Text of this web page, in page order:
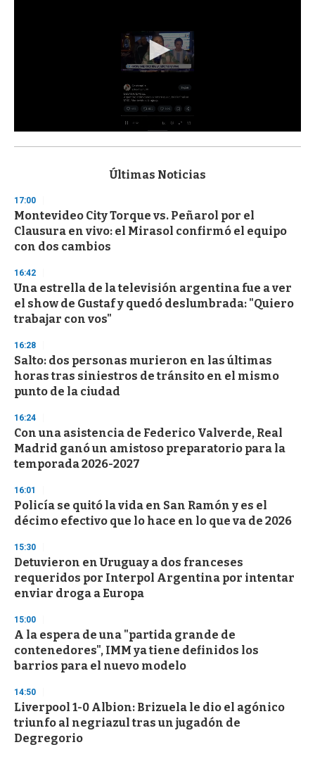
s
d
s
o
f
3
s
e
c
o
n
Últimas Noticias
17:00
Montevideo City Torque vs. Peñarol por el
Clausura en vivo: el Mirasol confirmó el equipo
con dos cambios
16:42
Una estrella de la televisión argentina fue a ver
el show de Gustaf y quedó deslumbrada: "Quiero
trabajar con vos"
16:28
Salto: dos personas murieron en las últimas
horas tras siniestros de tránsito en el mismo
punto de la ciudad
16:24
Con una asistencia de Federico Valverde, Real
Madrid ganó un amistoso preparatorio para la
temporada 2026-2027
16:01
Policía se quitó la vida en San Ramón y es el
décimo efectivo que lo hace en lo que va de 2026
15:30
Detuvieron en Uruguay a dos franceses
requeridos por Interpol Argentina por intentar
enviar droga a Europa
15:00
A la espera de una "partida grande de
contenedores", IMM ya tiene definidos los
barrios para el nuevo modelo
14:50
Liverpool 1-0 Albion: Brizuela le dio el agónico
triunfo al negriazul tras un jugadón de
Degregorio